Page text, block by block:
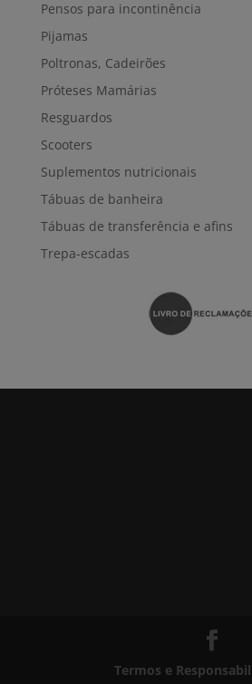
Pensos para incontinência
Pijamas
Poltronas, Cadeirões
Próteses Mamárias
Resguardos
Scooters
Suplementos nutricionais
Tábuas de banheira
Tábuas de transferência e afins
Trepa-escadas
Termos e